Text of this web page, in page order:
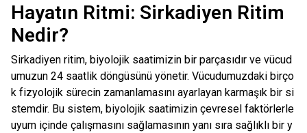
Hayatın Ritmi: Sirkadiyen Ritim
Nedir?
Sirkadiyen ritim, biyolojik saatimizin bir parçasıdır ve vücud
umuzun 24 saatlik döngüsünü yönetir. Vücudumuzdaki birço
k fizyolojik sürecin zamanlamasını ayarlayan karmaşık bir si
stemdir. Bu sistem, biyolojik saatimizin çevresel faktörlerle
uyum içinde çalışmasını sağlamasının yanı sıra sağlıklı bir y